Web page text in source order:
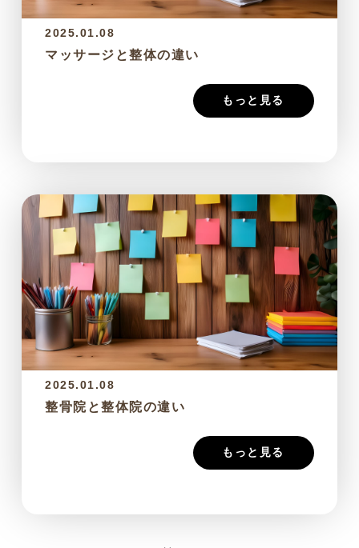
2025.01.08
マッサージと整体の違い
もっと見る
2025.01.08
整骨院と整体院の違い
もっと見る